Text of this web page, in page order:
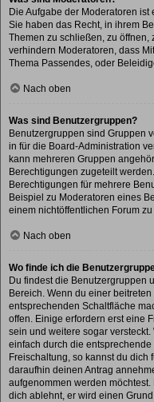
Die Aufgabe der Moderatoren
Sie haben das Recht, in ihrem
Themen zu schließen, zu
verhindern Moderatoren, dass
Thema Passendes, oder
Nach oben
Was sind Benutzergruppen?
Benutzergruppen sind Gruppen
in für die Board-Administration
kann mehreren Gruppen
Berechtigungen zugeteilt
Berechtigungen für mehrere
Beispiel zu Moderatoren eines
einem nichtöffentlichen Forum
Nach oben
Wo finde ich die
Du findest die Benutzergruppen
Bereich. Wenn du einer
entsprechenden Schaltfläche
offen. Einige erfordern erst eine
sein und weitere sogar
einfach durch die
Freischaltung, so kannst du dich
daraufhin deinen Antrag
aufgenommen werden
dich ablehnt, er wird einen